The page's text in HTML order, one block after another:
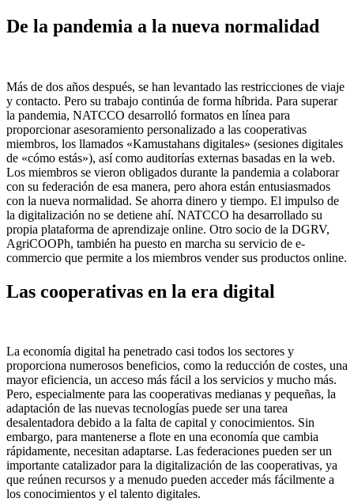
De la pandemia a la nueva normalidad
Más de dos años después, se han levantado las restricciones de viaje
y contacto. Pero su trabajo continúa de forma híbrida. Para superar
la pandemia, NATCCO desarrolló formatos en línea para
proporcionar asesoramiento personalizado a las cooperativas
miembros, los llamados «Kamustahans digitales» (sesiones digitales
de «cómo estás»), así como auditorías externas basadas en la web.
Los miembros se vieron obligados durante la pandemia a colaborar
con su federación de esa manera, pero ahora están entusiasmados
con la nueva normalidad. Se ahorra dinero y tiempo. El impulso de
la digitalización no se detiene ahí. NATCCO ha desarrollado su
propia plataforma de aprendizaje online. Otro socio de la DGRV,
AgriCOOPh, también ha puesto en marcha su servicio de e-
commercio que permite a los miembros vender sus productos online.
Las cooperativas en la era digital
La economía digital ha penetrado casi todos los sectores y
proporciona numerosos beneficios, como la reducción de costes, una
mayor eficiencia, un acceso más fácil a los servicios y mucho más.
Pero, especialmente para las cooperativas medianas y pequeñas, la
adaptación de las nuevas tecnologías puede ser una tarea
desalentadora debido a la falta de capital y conocimientos. Sin
embargo, para mantenerse a flote en una economía que cambia
rápidamente, necesitan adaptarse. Las federaciones pueden ser un
importante catalizador para la digitalización de las cooperativas, ya
que reúnen recursos y a menudo pueden acceder más fácilmente a
los conocimientos y el talento digitales.